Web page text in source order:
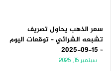
سعر الذهب يحاول تصريف
تشبعه الشرائي – توقعات اليوم
– 15-09-2025
سبتمبر 15, 2025